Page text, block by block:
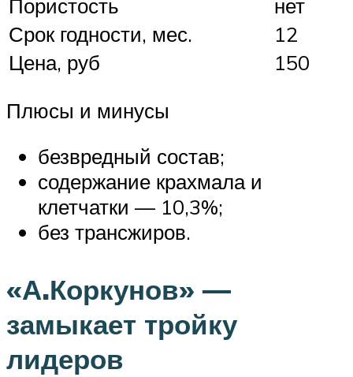
Пористость
нет
Срок годности, мес.
12
Цена, руб
150
Плюсы и минусы
безвредный состав;
содержание крахмала и
клетчатки — 10,3%;
без трансжиров.
«А.Коркунов» —
замыкает тройку
лидеров